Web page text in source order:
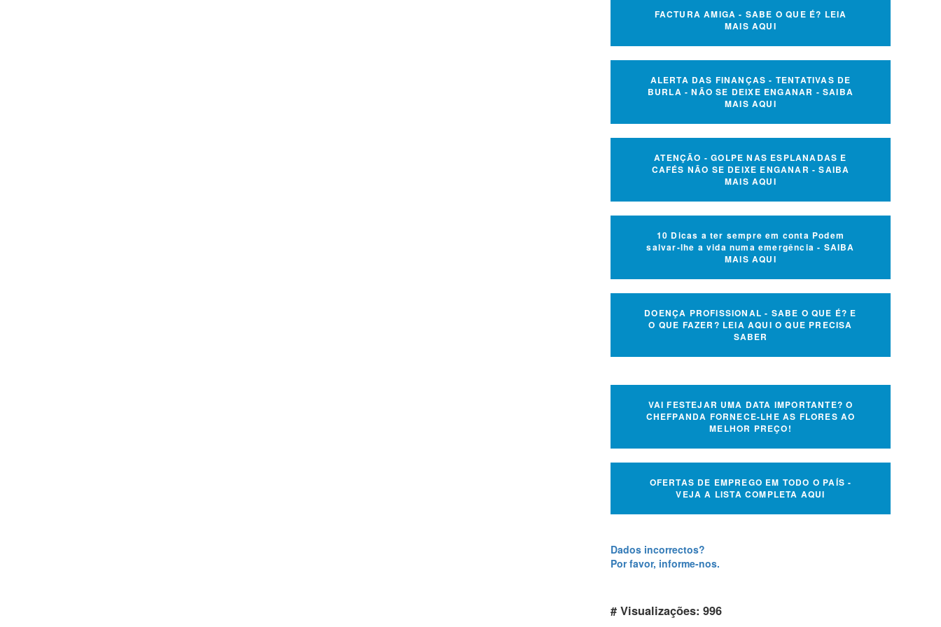
FACTURA AMIGA - SABE O QUE É? LEIA
MAIS AQUI
ALERTA DAS FINANÇAS - TENTATIVAS DE
BURLA - NÃO SE DEIXE ENGANAR - SAIBA
MAIS AQUI
ATENÇÃO - GOLPE NAS ESPLANADAS E
CAFÉS NÃO SE DEIXE ENGANAR - SAIBA
MAIS AQUI
10 Dicas a ter sempre em conta Podem
salvar-lhe a vida numa emergência - SAIBA
MAIS AQUI
DOENÇA PROFISSIONAL - SABE O QUE É? E
O QUE FAZER? LEIA AQUI O QUE PRECISA
SABER
VAI FESTEJAR UMA DATA IMPORTANTE? O
CHEFPANDA FORNECE-LHE AS FLORES AO
MELHOR PREÇO!
OFERTAS DE EMPREGO EM TODO O PAÍS -
VEJA A LISTA COMPLETA AQUI
Dados incorrectos?
Por favor, informe-nos.
# Visualizações: 996